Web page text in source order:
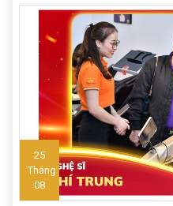
25
Tháng
08